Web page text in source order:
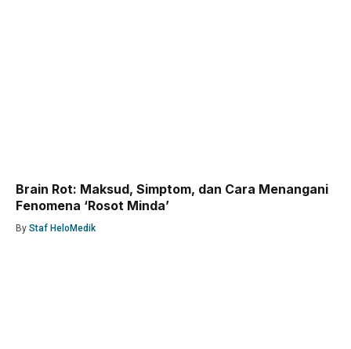
Brain Rot: Maksud, Simptom, dan Cara Menangani
Fenomena ‘Rosot Minda’
By Staf HeloMedik